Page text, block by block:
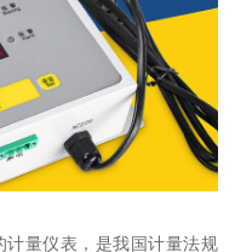
计量仪表，是我国计量法规